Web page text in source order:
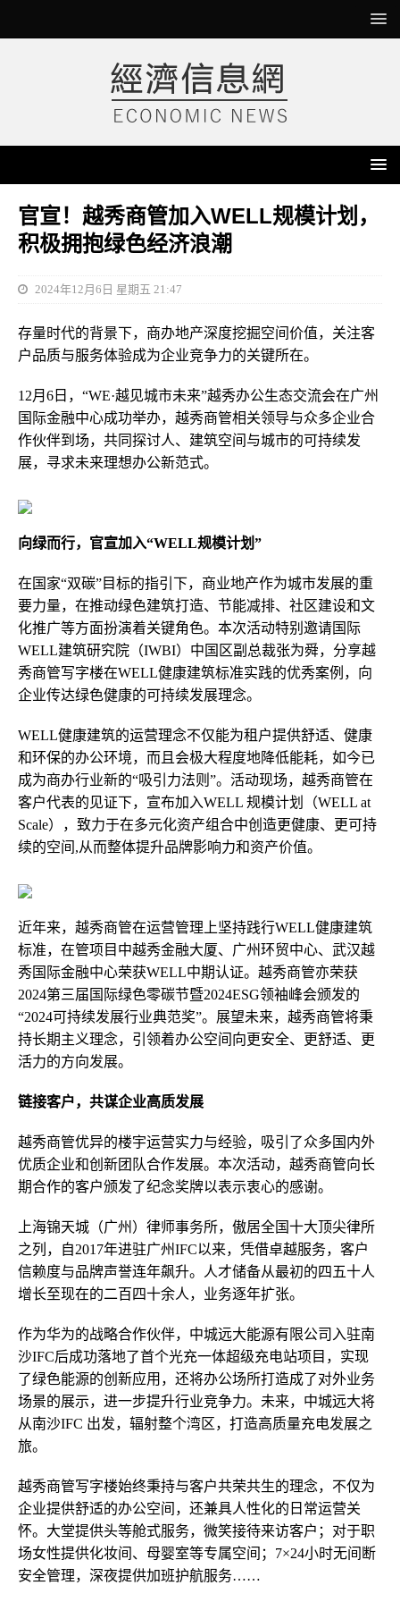
官宣！越秀商管加入WELL规模计划，
积极拥抱绿色经济浪潮
2024年12月6日 星期五 21:47
存量时代的背景下，商办地产深度挖掘空间价值，关注客
户品质与服务体验成为企业竞争力的关键所在。
12月6日，“WE·越见城市未来”越秀办公生态交流会在广州
国际金融中心成功举办，越秀商管相关领导与众多企业合
作伙伴到场，共同探讨人、建筑空间与城市的可持续发
展，寻求未来理想办公新范式。
向绿而行，官宣加入“WELL规模计划”
在国家“双碳”目标的指引下，商业地产作为城市发展的重
要力量，在推动绿色建筑打造、节能减排、社区建设和文
化推广等方面扮演着关键角色。本次活动特别邀请国际
WELL建筑研究院（IWBI）中国区副总裁张为舜，分享越
秀商管写字楼在WELL健康建筑标准实践的优秀案例，向
企业传达绿色健康的可持续发展理念。
WELL健康建筑的运营理念不仅能为租户提供舒适、健康
和环保的办公环境，而且会极大程度地降低能耗，如今已
成为商办行业新的“吸引力法则”。活动现场，越秀商管在
客户代表的见证下，宣布加入WELL 规模计划（WELL at
Scale），致力于在多元化资产组合中创造更健康、更可持
续的空间,从而整体提升品牌影响力和资产价值。
近年来，越秀商管在运营管理上坚持践行WELL健康建筑
标准，在管项目中越秀金融大厦、广州环贸中心、武汉越
秀国际金融中心荣获WELL中期认证。越秀商管亦荣获
2024第三届国际绿色零碳节暨2024ESG领袖峰会颁发的
“2024可持续发展行业典范奖”。展望未来，越秀商管将秉
持长期主义理念，引领着办公空间向更安全、更舒适、更
活力的方向发展。
链接客户， 共谋企业高质发展
越秀商管优异的楼宇运营实力与经验，吸引了众多国内外
优质企业和创新团队合作发展。本次活动，越秀商管向长
期合作的客户颁发了纪念奖牌以表示衷心的感谢。
上海锦天城（广州）律师事务所，傲居全国十大顶尖律所
之列，自2017年进驻广州IFC以来，凭借卓越服务，客户
信赖度与品牌声誉连年飙升。人才储备从最初的四五十人
增长至现在的二百四十余人，业务逐年扩张。
作为华为的战略合作伙伴，中城远大能源有限公司入驻南
沙IFC后成功落地了首个光充一体超级充电站项目，实现
了绿色能源的创新应用，还将办公场所打造成了对外业务
场景的展示，进一步提升行业竞争力。未来，中城远大将
从南沙IFC 出发，辐射整个湾区，打造高质量充电发展之
旅。
越秀商管写字楼始终秉持与客户共荣共生的理念，不仅为
企业提供舒适的办公空间，还兼具人性化的日常运营关
怀。大堂提供头等舱式服务，微笑接待来访客户；对于职
场女性提供化妆间、母婴室等专属空间；7×24小时无间断
安全管理，深夜提供加班护航服务……